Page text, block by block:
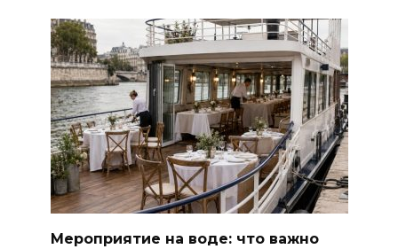
Мероприятие на воде: что важно